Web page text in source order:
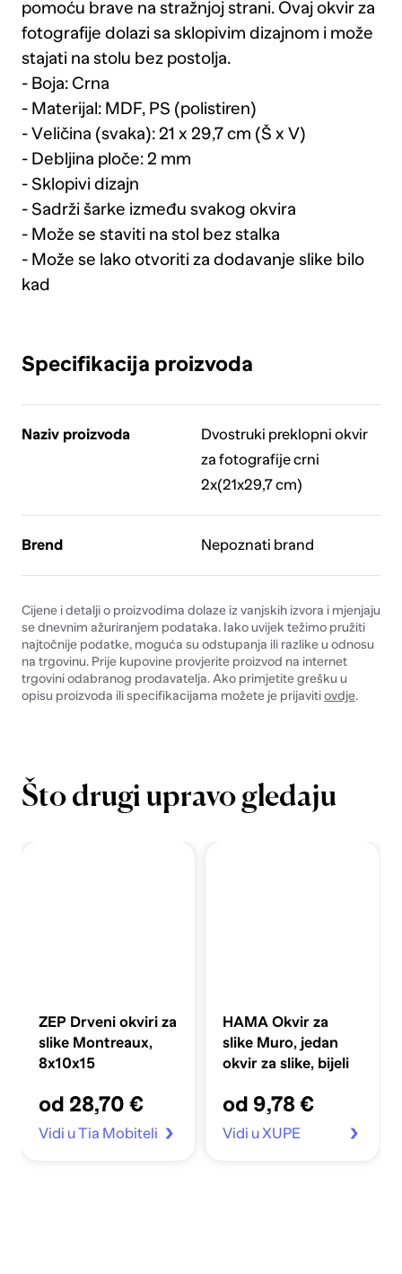
pomoću brave na stražnjoj strani. Ovaj okvir za
fotografije dolazi sa sklopivim dizajnom i može
stajati na stolu bez postolja.
- Boja: Crna
- Materijal: MDF, PS (polistiren)
- Veličina (svaka): 21 x 29,7 cm (Š x V)
- Debljina ploče: 2 mm
- Sklopivi dizajn
- Sadrži šarke između svakog okvira
- Može se staviti na stol bez stalka
- Može se lako otvoriti za dodavanje slike bilo
kad
Specifikacija proizvoda
Naziv proizvoda
Dvostruki preklopni okvir
za fotografije crni
2x(21x29,7 cm)
Brend Nepoznati brand
Cijene i detalji o proizvodima dolaze iz vanjskih izvora i mjenjaju
se dnevnim ažuriranjem podataka. Iako uvijek težimo pružiti
najtočnije podatke, moguća su odstupanja ili razlike u odnosu
na trgovinu. Prije kupovine provjerite proizvod na internet
trgovini odabranog prodavatelja. Ako primjetite grešku u
opisu proizvoda ili specifikacijama možete je prijavitiovdje.
Što drugi upravo gledaju
ZEP Drveni okviri za
slike Montreaux,
8x10x15
od 28,70 €
Vidi u Tia Mobiteli
HAMA Okvir za
slike Muro, jedan
okvir za slike, bijeli
od 9,78 €
Vidi u XUPE